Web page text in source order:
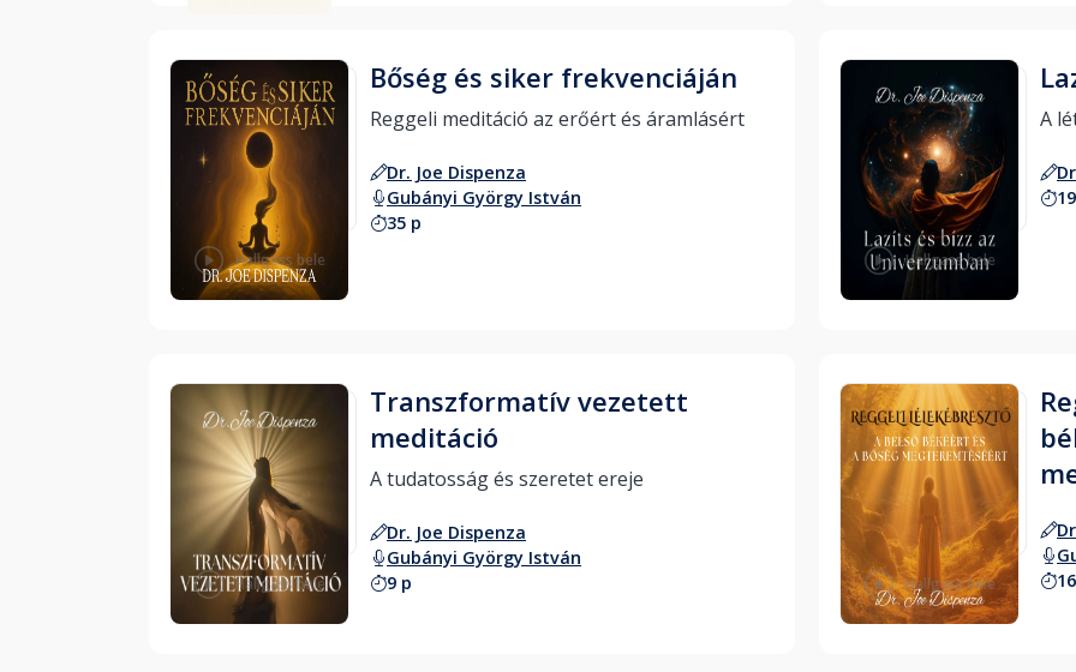
Hallgass bele
Bőség és siker frekvenciáján
Dr. Joe Dispenza
Gubányi György István
35 p
Hallgass bele
Hallgass bele
Transzformatív vezetett
meditáció
Dr. Joe Dispenza
Gubányi György István
9 p
Hallgass bele